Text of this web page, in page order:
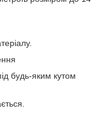
будь-яким кутом